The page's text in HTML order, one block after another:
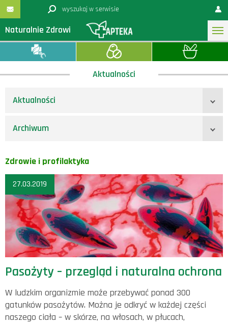
Naturalnie Zdrowi
Aktualności
Aktualności
Archiwum
Zdrowie i profilaktyka
27.03.2019
Pasożyty – przegląd i naturalna ochrona
W ludzkim organizmie może przebywać ponad 300
gatunków pasożytów. Można je odkryć w każdej części
naszego ciała – w skórze, na włosach, w płucach,